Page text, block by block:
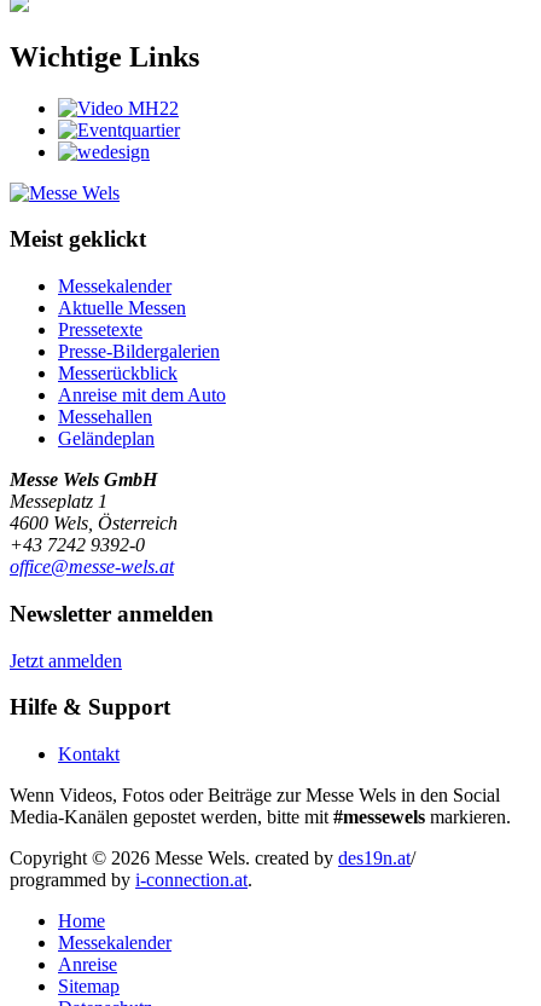
Wichtige Links
Meist geklickt
Messekalender
Aktuelle Messen
Pressetexte
Presse-Bildergalerien
Messerückblick
Anreise mit dem Auto
Messehallen
Geländeplan
Messe Wels GmbH
Messeplatz 1
4600 Wels, Österreich
+43 7242 9392-0
office@messe-wels.at
Newsletter anmelden
Jetzt anmelden
Hilfe & Support
Kontakt
Wenn Videos, Fotos oder Beiträge zur Messe Wels in den Social
Media-Kanälen gepostet werden, bitte mit #messewels markieren.
Copyright © 2026 Messe Wels. created by des19n.at/
programmed by i-connection.at.
Home
Messekalender
Anreise
Sitemap